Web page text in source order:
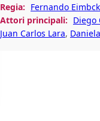
Regia: Fernando
Attori principali: Diego
Juan Carlos Lara,